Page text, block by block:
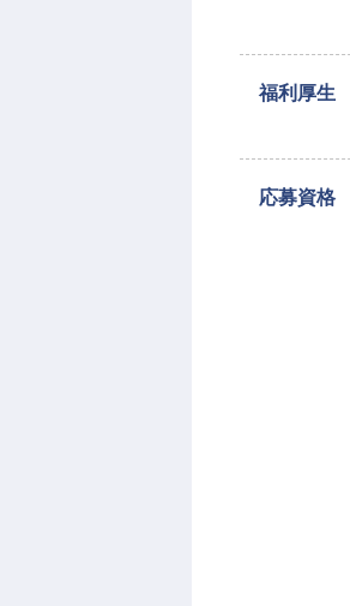
福利厚生
応募資格